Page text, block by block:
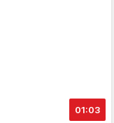
01:03